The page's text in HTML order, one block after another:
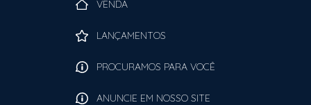
VENDA
LANÇAMENTOS
PROCURAMOS PARA VOCÊ
ANUNCIE EM NOSSO SITE